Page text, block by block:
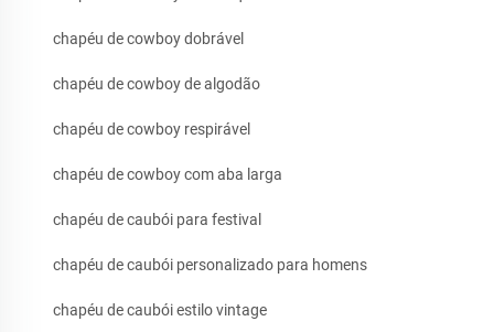
chapéu de cowboy dobrável
chapéu de cowboy de algodão
chapéu de cowboy respirável
chapéu de cowboy com aba larga
chapéu de caubói para festival
chapéu de caubói personalizado para homens
chapéu de caubói estilo vintage